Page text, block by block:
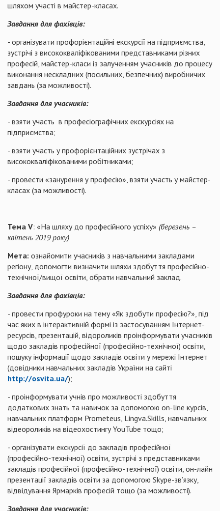
шляхом участі в майстер-класах.
Завдання для фахівців:
- організувати профорієнтаційні екскурсії на підприємства,
зустрічі з висококваліфікованими представниками різних
професій, майстер-класи із залученням учасників до процесу
виконання нескладних (посильних, безпечних) виробничих
завдань (за можливості).
Завдання для учасників:
- взяти участь в професіографічних екскурсіях на
підприємства;
- взяти участь у профорієнтаційних зустрічах з
висококваліфікованими робітниками;
- провести «занурення у професію», взяти участь у майстер-
класах (за можливості).
Тема V: «На шляху до професійного успіху» (березень –
квітень 2019 року)
Мета: ознайомити учасників з навчальними закладами
регіону, допомогти визначити шляхи здобуття професійно-
технічної/вищої освіти, обрати навчальний заклад.
Завдання для фахівців:
- провести профуроки на тему «Як здобути професію?», під
час яких в інтерактивній формі із застосуванням Інтернет-
ресурсів, презентацій, відороликів проінформувати учасників
щодо закладів професійної (професійно-технічної) освіти,
пошуку інформації щодо закладів освіти у мережі Інтернет
(довідники навчальних закладів України на сайті
http://osvita.ua/);
- проінформувати учнів про можливості здобуття
додаткових знать та навичок за допомогою on-line курсів,
навчальних платформ Prometeus, Lingva.Skills, навчальних
відеороликів на відеохостингу YouTube тощо;
- організувати екскурсії до закладів професійної
(професійно-технічної) освіти, зустрічі з представниками
закладів професійної (професійно-технічної) освіти, он-лайн
презентації закладів освіти за допомогою Skype-зв’язку,
відвідування Ярмарків професій тощо (за можливості).
Завдання для учасників: